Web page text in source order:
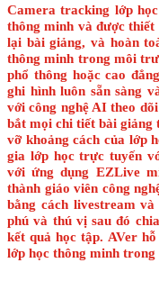
Camera tracking lớp
thông minh và được
lại bài giảng, và hoàn
thông minh trong môi
phổ thông hoặc cao
ghi hình luôn sẵn sàng
với công nghệ AI theo
bắt mọi chi tiết bài giảng
vỡ khoảng cách của lớp
gia lớp học trực tuyến
với ứng dụng EZLive
thành giáo viên công
bằng cách livestream
phú và thú vị sau đó
kết quả học tập. AVer
lớp học thông minh trong